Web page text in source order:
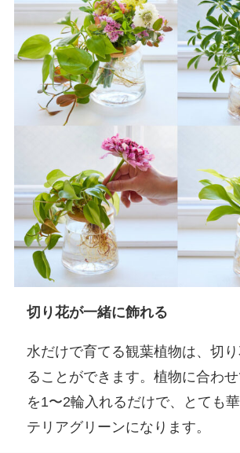
切り花が一緒に飾れる
水だけで育てる観葉植物は、切
ることができます。植物に合わ
を1〜2輪入れるだけで、とても
テリアグリーンになります。